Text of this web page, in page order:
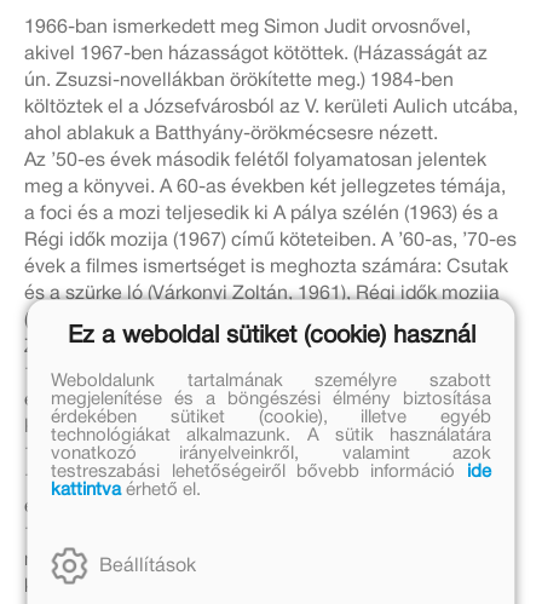
1966-ban ismerkedett meg Simon Judit orvosnővel,
akivel 1967-ben házasságot kötöttek. (Házasságát az
ún. Zsuzsi-novellákban örökítette meg.) 1984-ben
költöztek el a Józsefvárosból az V. kerületi Aulich utcába,
ahol ablakuk a Batthyány-örökmécsesre nézett.
Az ’50-es évek második felétől folyamatosan jelentek
meg a könyvei. A 60-as években két jellegzetes témája,
a foci és a mozi teljesedik ki A pálya szélén (1963) és a
Régi idők mozija (1967) című köteteiben. A ’60-as, ’70-es
évek a filmes ismertséget is meghozta számára: Csutak
és a szürke ló (Várkonyi Zoltán, 1961), Régi idők mozija
(Dömölky János, 1971), A locsolókocsi (Kézdi Kovács
Zsolt, 1973), A pálya szélén (Sándor Pál, 1973.) stb.
1969-ben kapta meg a József Attila-díjat, majd a ’70-es
évek végétől haláláig számos elismeréssel, köztük
Kossuth-díjjal (1988) jutalmazták.A rendszerváltás után
1989-től a Holmi folyóirat szerkesztőbizottsági tagja,
1992-től a Széchenyi Irodalmi és Művészeti Akadémia
elnöke volt.
1995. október 5-én este a Titanic Filmfesztivál
nyitóestéjén a Toldi moziban még megnézte nagy
kedvence, Buster Keaton filmjeit, majd másnap
Ez a weboldal sütiket (cookie) használ
Weboldalunk tartalmának személyre szabott
megjelenítése és a böngészési élmény biztosítása
érdekében sütiket (cookie), illetve egyéb
technológiákat alkalmazunk. A sütik használatára
vonatkozó irányelveinkről, valamint azok
testreszabási lehetőségeiről bővebb információ
ide
kattintvaérhető el.
Beállítások